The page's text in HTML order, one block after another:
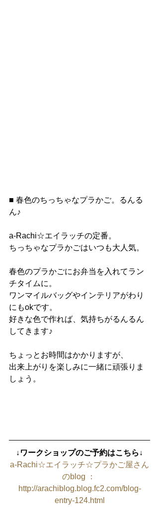
■ 春色のちっちゃなプラかご。るんる
ん♪
a-Rachi☆エイラッチの定番。
ちっちゃなプラかごはいつも大人気。
春色のプラかごにお弁当を入れてラン
チタイムに。
ワンマイルバッグやインテリアがわり
にもokです。
好きな色で作れば、気持ちがるんるん
してきます♪
ちょっとお時間はかかりますが、
出来上がりを楽しみに一緒に頑張りま
しょう。
↓ワークショップのご予約はこちら↓
a-Rachi☆エイラッチ☆プラかご屋さん
のblog ：
http://arachiblog.blog.fc2.com/blog-
entry-124.html